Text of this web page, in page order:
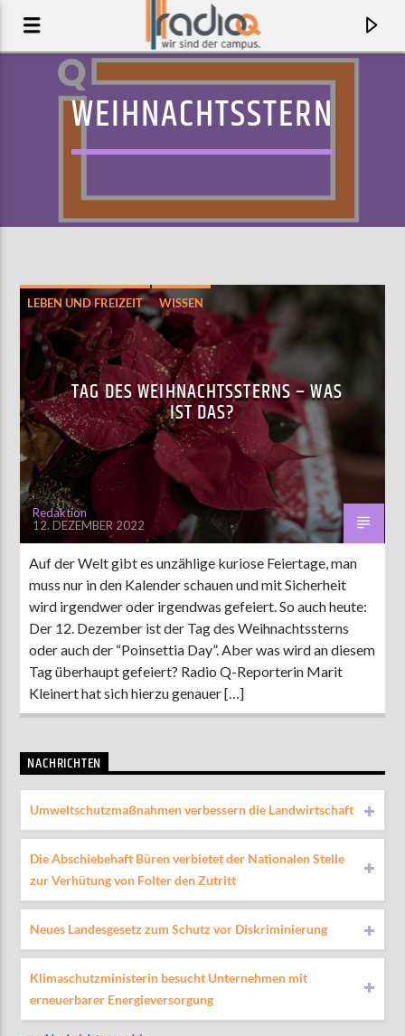
AKTUELLER TRACK
STUPID SONG
OLIVIA RODRIGO
AKTUELLE SENDUNG
MOEBIUS
00:00 09:00
ZU HÖREN IN Münster 90,9 MHz Steinfurt 103,9 MHz
WEIHNACHTSSTERN
LEBEN UND FREIZEIT WISSEN
TAG DES WEIHNACHTSSTERNS – WAS
IST DAS?
Redaktion
12. DEZEMBER 2022
Auf der Welt gibt es unzählige kuriose Feiertage, man
muss nur in den Kalender schauen und mit Sicherheit
wird irgendwer oder irgendwas gefeiert. So auch heute:
Der 12. Dezember ist der Tag des Weihnachtssterns
oder auch der “Poinsettia Day”. Aber was wird an diesem
Tag überhaupt gefeiert? Radio Q-Reporterin Marit
Kleinert hat sich hierzu genauer […]
NACHRICHTEN
Umweltschutzmaßnahmen verbessern die Landwirtschaft
Die Abschiebehaft Büren verbietet der Nationalen Stelle
zur Verhütung von Folter den Zutritt
Neues Landesgesetz zum Schutz vor Diskriminierung
Klimaschutzministerin besucht Unternehmen mit
erneuerbarer Energieversorgung